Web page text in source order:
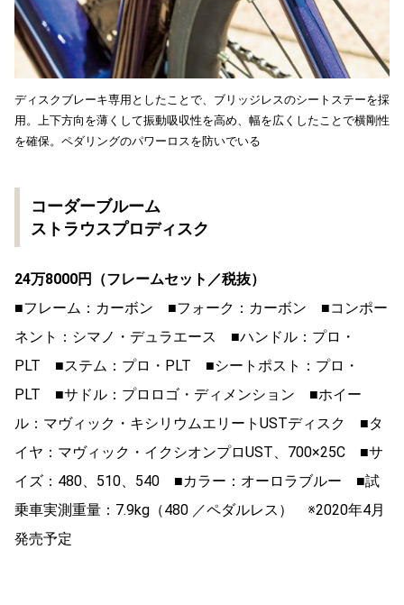
ディスクブレーキ専用としたことで、ブリッジレスのシートステーを採
用。上下方向を薄くして振動吸収性を高め、幅を広くしたことで横剛性
を確保。ペダリングのパワーロスを防いでいる
コーダーブルーム
ストラウスプロディスク
24万8000円（フレームセット／税抜）
■フレーム：カーボン ■フォーク：カーボン ■コンポー
ネント：シマノ・デュラエース ■ハンドル：プロ・
PLT ■ステム：プロ・PLT ■シートポスト：プロ・
PLT ■サドル：プロロゴ・ディメンション ■ホイー
ル：マヴィック・キシリウムエリートUSTディスク ■タ
イヤ：マヴィック・イクシオンプロUST、700×25C ■サ
イズ：480、510、540 ■カラー：オーロラブルー ■試
乗車実測重量：7.9kg（480 ／ペダルレス） ※2020年4月
発売予定